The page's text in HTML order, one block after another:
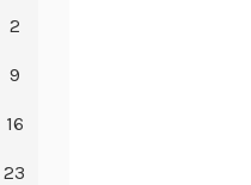
2
9
16
23